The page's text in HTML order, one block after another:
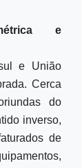
e
e União
Cerca
do
inverso,
de